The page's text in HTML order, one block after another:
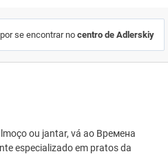
se encontrar no centro de Adlerskiy
ou jantar, vá ao Времена
especializado em pratos da